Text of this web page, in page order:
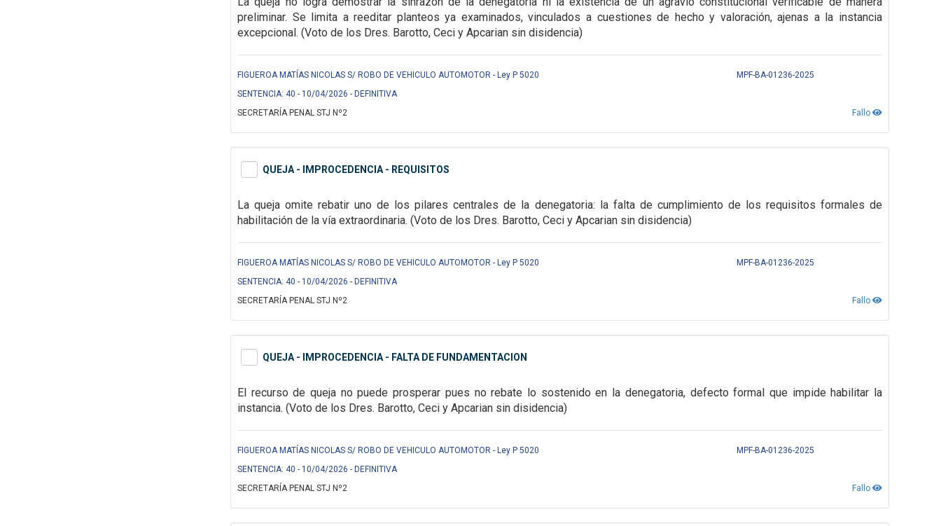
preliminar. Se limita a reeditar planteos ya examinados, vinculados a cuestiones de hecho y valoración, ajenas a la instancia
excepcional. (Voto de los Dres. Barotto, Ceci y Apcarian sin disidencia)
FIGUEROA MATÍAS NICOLAS S/ ROBO DE VEHICULO AUTOMOTOR - Ley P 5020
MPF-BA-01236-2025
SENTENCIA: 40 - 10/04/2026 - DEFINITIVA
Fallo
SECRETARÍA PENAL STJ Nº2
QUEJA - IMPROCEDENCIA - REQUISITOS
La queja omite rebatir uno de los pilares centrales de la denegatoria: la falta de cumplimiento de los requisitos formales de
habilitación de la vía extraordinaria. (Voto de los Dres. Barotto, Ceci y Apcarian sin disidencia)
FIGUEROA MATÍAS NICOLAS S/ ROBO DE VEHICULO AUTOMOTOR - Ley P 5020
MPF-BA-01236-2025
SENTENCIA: 40 - 10/04/2026 - DEFINITIVA
Fallo
SECRETARÍA PENAL STJ Nº2
QUEJA - IMPROCEDENCIA - FALTA DE FUNDAMENTACION
El recurso de queja no puede prosperar pues no rebate lo sostenido en la denegatoria, defecto formal que impide habilitar la
instancia. (Voto de los Dres. Barotto, Ceci y Apcarian sin disidencia)
FIGUEROA MATÍAS NICOLAS S/ ROBO DE VEHICULO AUTOMOTOR - Ley P 5020
MPF-BA-01236-2025
SENTENCIA: 40 - 10/04/2026 - DEFINITIVA
Fallo
SECRETARÍA PENAL STJ Nº2